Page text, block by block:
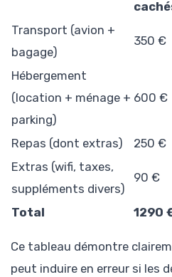
Transport (avion +
bagage)
350 €
Hébergement
(location + ménage +
parking)
600 €
Repas (dont extras) 250 €
Extras (wifi, taxes,
suppléments divers)
90 €
Total 1290
Ce tableau démontre
peut induire en erreur si les